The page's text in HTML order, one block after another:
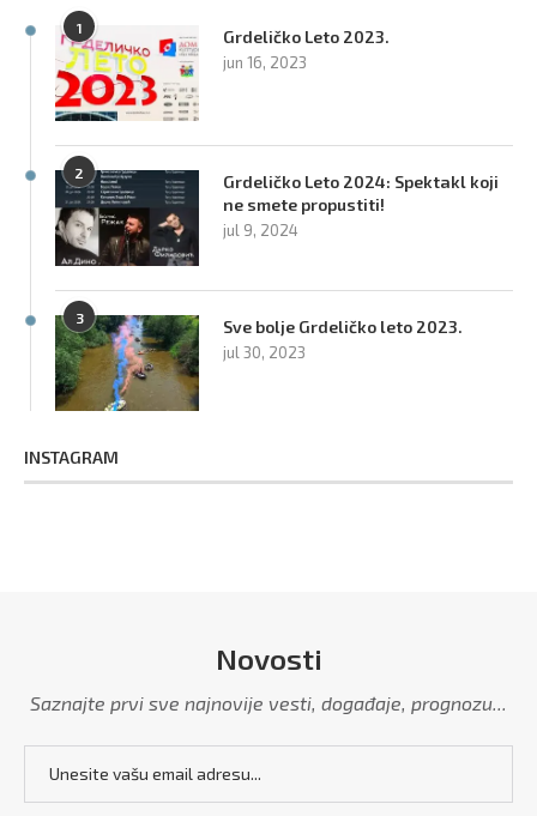
1 Grdeličko Leto 2023.
jun 16, 2023
2
Grdeličko Leto 2024: Spektakl koji
ne smete propustiti!
jul 9, 2024
3 Sve bolje Grdeličko leto 2023.
jul 30, 2023
INSTAGRAM
Novosti
Saznajte prvi sve najnovije vesti, događaje, prognozu...